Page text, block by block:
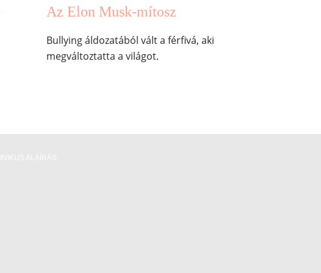
Az Elon Musk-mítosz
Bullying áldozatából vált a férfivá, aki
megváltoztatta a világot.